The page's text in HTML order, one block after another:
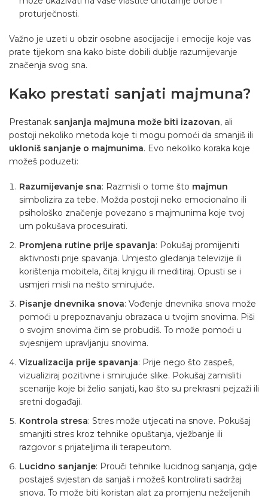
proturječnosti.
Važno je uzeti u obzir osobne asocijacije i emocije koje vas
prate tijekom sna kako biste dobili dublje razumijevanje
značenja svog sna.
Kako prestati sanjati majmuna?
Prestanak sanjanja majmuna može biti izazovan, ali
postoji nekoliko metoda koje ti mogu pomoći da smanjiš ili
ukloniš sanjanje o majmunima. Evo nekoliko koraka koje
možeš poduzeti:
Razumijevanje sna: Razmisli o tome što majmun
simbolizira za tebe. Možda postoji neko emocionalno ili
psihološko značenje povezano s majmunima koje tvoj
um pokušava procesuirati.
Promjena rutine prije spavanja: Pokušaj promijeniti
aktivnosti prije spavanja. Umjesto gledanja televizije ili
korištenja mobitela, čitaj knjigu ili meditiraj. Opusti se i
usmjeri misli na nešto smirujuće.
Pisanje dnevnika snova: Vođenje dnevnika snova može
pomoći u prepoznavanju obrazaca u tvojim snovima. Piši
o svojim snovima čim se probudiš. To može pomoći u
svjesnijem upravljanju snovima.
Vizualizacija prije spavanja: Prije nego što zaspeš,
vizualiziraj pozitivne i smirujuće slike. Pokušaj zamisliti
scenarije koje bi želio sanjati, kao što su prekrasni pejzaži ili
sretni događaji.
Kontrola stresa: Stres može utjecati na snove. Pokušaj
smanjiti stres kroz tehnike opuštanja, vježbanje ili
razgovor s prijateljima ili terapeutom.
Lucidno sanjanje: Prouči tehnike lucidnog sanjanja, gdje
postaješ svjestan da sanjaš i možeš kontrolirati sadržaj
snova. To može biti koristan alat za promjenu neželjenih